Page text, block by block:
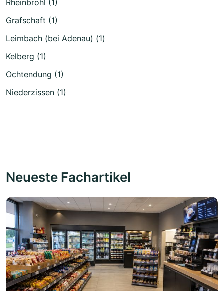
Rheinbrohl (1)
Grafschaft (1)
Leimbach (bei Adenau) (1)
Kelberg (1)
Ochtendung (1)
Niederzissen (1)
Neueste Fachartikel